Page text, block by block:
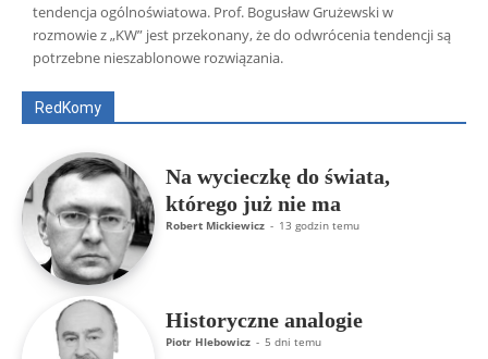
tendencja ogólnoświatowa. Prof. Bogusław Grużewski w
rozmowie z „KW” jest przekonany, że do odwrócenia tendencji są
potrzebne nieszablonowe rozwiązania.
RedKomy
Wszyscy Aleksander Borowik
Antoni Radczenko
Artur Płokszto
Grzegorz Górny
ks. Jarosław Wąsowicz SDB
Na wycieczkę do świata,
którego już nie ma
Robert Mickiewicz - 13 godzin temu
Historyczne analogie
Piotr Hlebowicz - 5 dni temu